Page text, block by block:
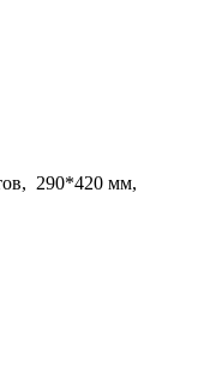
290*420 мм,